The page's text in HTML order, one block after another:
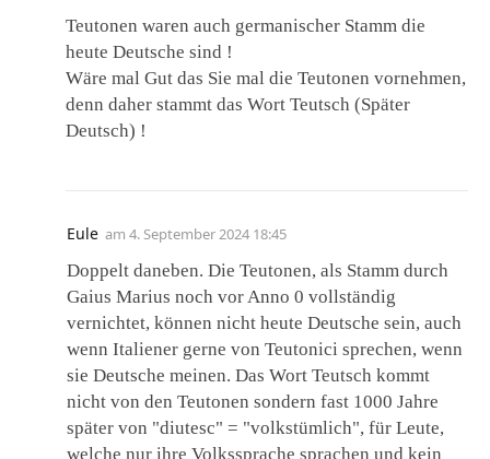
Teutonen waren auch germanischer Stamm die
heute Deutsche sind !
Wäre mal Gut das Sie mal die Teutonen vornehmen,
denn daher stammt das Wort Teutsch (Später
Deutsch) !
Eule am 4. September 2024 18:45
Doppelt daneben. Die Teutonen, als Stamm durch
Gaius Marius noch vor Anno 0 vollständig
vernichtet, können nicht heute Deutsche sein, auch
wenn Italiener gerne von Teutonici sprechen, wenn
sie Deutsche meinen. Das Wort Teutsch kommt
nicht von den Teutonen sondern fast 1000 Jahre
später von "diutesc" = "volkstümlich", für Leute,
welche nur ihre Volkssprache sprachen und kein